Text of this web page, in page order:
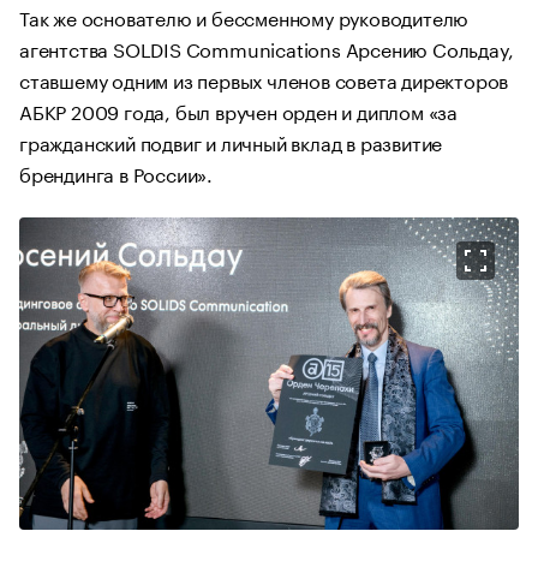
Так же основателю и бессменному руководителю
агентства SOLDIS Communications Арсению Сольдау,
ставшему одним из первых членов совета директоров
АБКР 2009 года, был вручен орден и диплом «за
гражданский подвиг и личный вклад в развитие
брендинга в России».